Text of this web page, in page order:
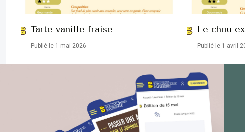
Tarte vanille fraise
Publié le 1 mai 2026
Le chou
Publié le 1 avril